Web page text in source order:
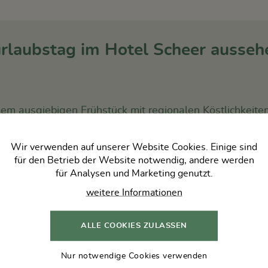
im Hotel Scheer
ausgiebigen Frühstück mit regionalen
steirischen Thermen- und Vulkanlands wie die
der Oststeiermark.
Pool oder genießen Sie erholsame Stunden in
Wir verwenden auf unserer Website Cookies. Einige sind
für den Betrieb der Website notwendig, andere werden
für Analysen und Marketing genutzt.
weitere Informationen
ALLE COOKIES ZULASSEN
Nur notwendige Cookies verwenden